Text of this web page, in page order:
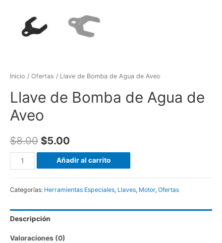
Inicio / Ofertas / Llave de Bomba de Agua de Aveo
Llave de Bomba de Agua de
Aveo
$8.00 $5.00
Llave
de
de
Añadir al carrito
Categorías: Herramientas Especiales, Llaves, Motor, Ofertas
Descripción
Valoraciones (0)